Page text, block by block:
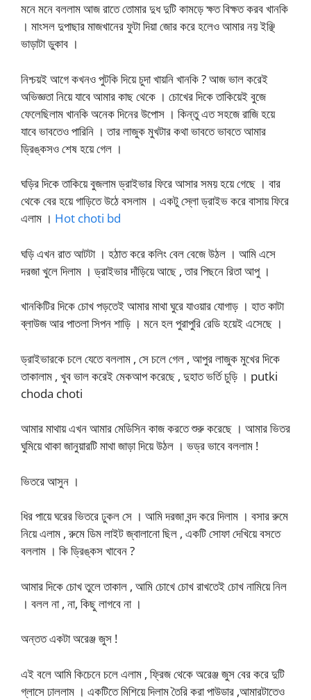
মনে মনে বললাম আজ রাতে তোমার দুধ দুটি কামড়ে ক্ষত বিক্ষত করব খানকি
। মাংসল দুপাছার মাজখানের ফুটা দিয়া জোর করে হলেও আমার নয় ইঞ্ছি
ভাড়াটা ডুকাব ।
নিশ্চয়ই আগে কখনও পুটকি দিয়ে চুদা খায়নি খানকি ? আজ ভাল করেই
অভিজ্ঞতা নিয়ে যাবে আমার কাছ থেকে । চোখের দিকে তাকিয়েই বুজে
ফেলেছিলাম খানকি অনেক দিনের উপোস । কিন্তু এত সহজে রাজি হয়ে
যাবে ভাবতেও পারিনি । তার লাজুক মুখটার কথা ভাবতে ভাবতে আমার
ড্রিঙ্কসও শেষ হয়ে গেল ।
ঘড়ির দিকে তাকিয়ে বুজলাম ড্রাইভার ফিরে আসার সময় হয়ে গেছে । বার
থেকে বের হয়ে গাড়িতে উঠে বসলাম । একটু স্লো ড্রাইভ করে বাসায় ফিরে
এলাম । Hot choti bd
ঘড়ি এখন রাত আটটা । হঠাত করে কলিং বেল বেজে উঠল । আমি এসে
দরজা খুলে দিলাম । ড্রাইভার দাঁড়িয়ে আছে , তার পিছনে রিতা আপু ।
খানকিটির দিকে চোখ পড়তেই আমার মাথা ঘুরে যাওয়ার যোগাড় । হাত কাটা
ব্লাউজ আর পাতলা সিপন শাড়ি । মনে হল পুরাপুরি রেডি হয়েই এসেছে ।
ড্রাইভারকে চলে যেতে বললাম , সে চলে গেল , আপুর লাজুক মুখের দিকে
তাকালাম , খুব ভাল করেই মেকআপ করেছে , দুহাত ভর্তি চুড়ি । putki
choda choti
আমার মাথায় এখন আমার মেডিসিন কাজ করতে শুরু করেছে । আমার ভিতর
ঘুমিয়ে থাকা জানুয়ারটি মাথা জাড়া দিয়ে উঠল । ভড্র ভাবে বললাম !
ভিতরে আসুন ।
ধির পায়ে ঘরের ভিতরে ঢুকল সে । আমি দরজা বন্দ করে দিলাম । বসার রুমে
নিয়ে এলাম , রুমে ডিম লাইট জ্বালানো ছিল , একটি সোফা দেখিয়ে বসতে
বললাম । কি ড্রিঙ্কস খাবেন ?
আমার দিকে চোখ তুলে তাকাল , আমি চোখে চোখ রাখতেই চোখ নামিয়ে নিল
। বলল না , না, কিছু লাগবে না ।
অন্তত একটা অরেঞ্জ জুস !
এই বলে আমি কিচেনে চলে এলাম , ফ্রিজ থেকে অরেঞ্জ জুস বের করে দুটি
গ্লাসে ঢাললাম । একটিতে মিশিয়ে দিলাম তৈরি করা পাউডার ,আমারটাতেও